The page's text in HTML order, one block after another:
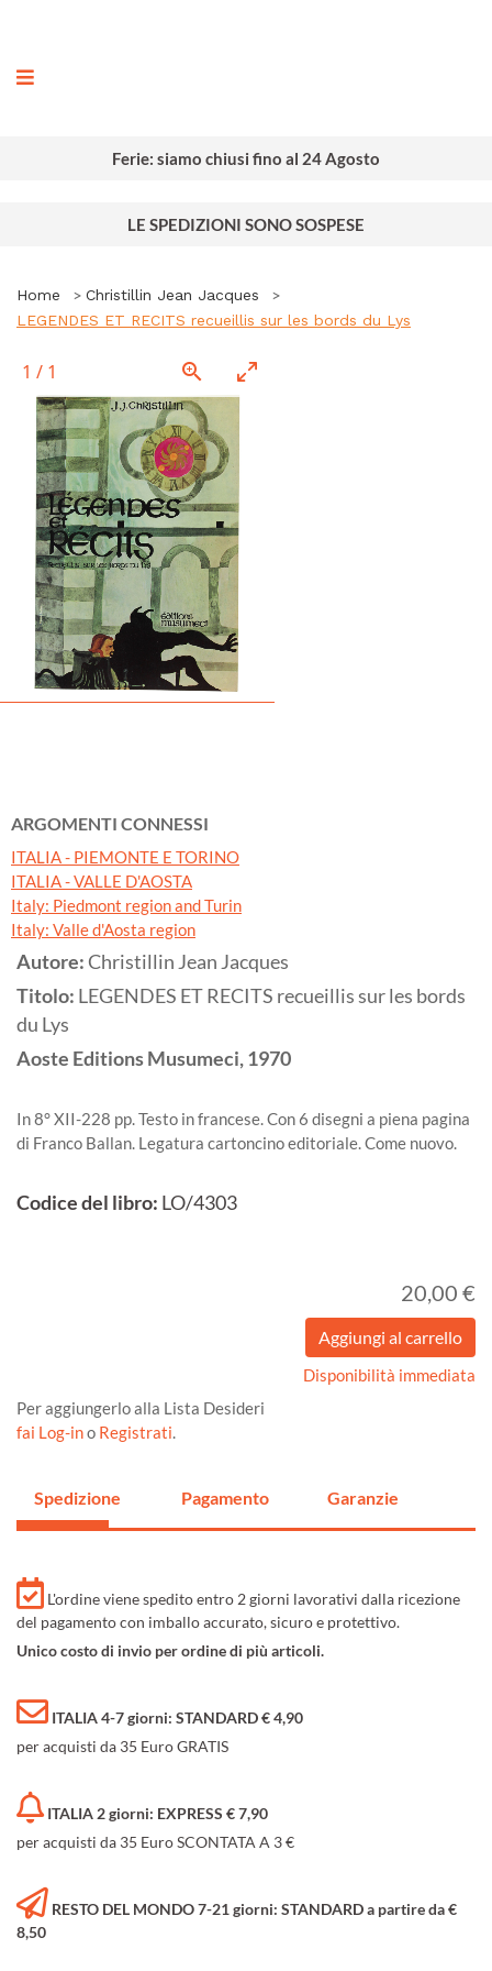
Ferie: siamo chiusi fino al 24 Agosto
LE SPEDIZIONI SONO SOSPESE
Home
Christillin Jean Jacques
LEGENDES ET RECITS recueillis sur les bords du Lys
1 / 1
ARGOMENTI CONNESSI
ITALIA - PIEMONTE E TORINO
ITALIA - VALLE D'AOSTA
Italy: Piedmont region and Turin
Italy: Valle d'Aosta region
Autore:Christillin Jean Jacques
Titolo: LEGENDES ET RECITS recueillis sur les bords
du Lys
Aoste Editions Musumeci,1970
In 8° XII-228 pp. Testo in francese. Con 6 disegni a piena pagina
di Franco Ballan. Legatura cartoncino editoriale. Come nuovo.
Codice del libro: LO/4303
20,00 €
Disponibilità immediata
Per aggiungerlo alla Lista Desideri
fai Log-ino Registrati.
Spedizione Pagamento Garanzie
L'ordine viene spedito entro 2 giorni lavorativi dalla ricezione
del pagamento con imballo accurato, sicuro e protettivo.
Unico costo di invio per ordine di più articoli.
ITALIA 4-7 giorni: STANDARD € 4,90
per acquisti da 35 Euro GRATIS
ITALIA 2 giorni: EXPRESS € 7,90
per acquisti da 35 Euro SCONTATA A 3 €
RESTO DEL MONDO 7-21 giorni: STANDARD a partire da €
8,50